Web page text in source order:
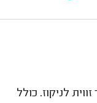
לניקוז. כולל